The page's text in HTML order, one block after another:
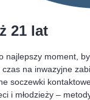
21 lat
najlepszy moment,
na inwazyjne
soczewki
i młodzieży –